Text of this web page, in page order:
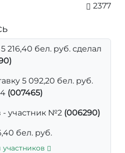
2377
216,40 бел. руб. сделал
5 092,20 бел. руб.
(007465)
- участник №2 (006290)
бел. руб.
участников